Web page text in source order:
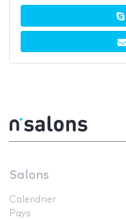
Salons
Calendrier
Pays